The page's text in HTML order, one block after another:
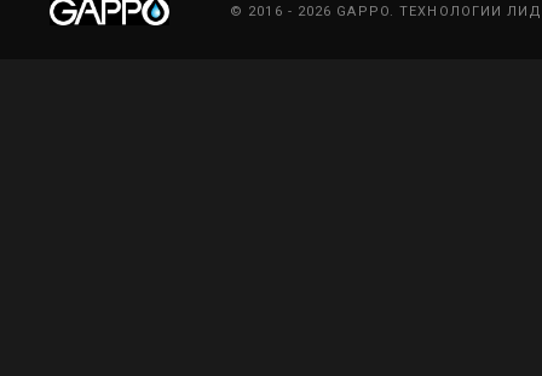
© 2016 - 2026 GAPPO. ТЕХНОЛОГИИ